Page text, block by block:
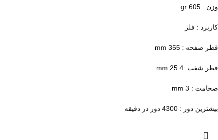
وزن : 605 gr
کاربرد : فلز
قطر صفحه : 355 mm
قطر شفت :25.4 mm
ضخامت : 3 mm
بیشترین دور : 4300 دور در دقیقه